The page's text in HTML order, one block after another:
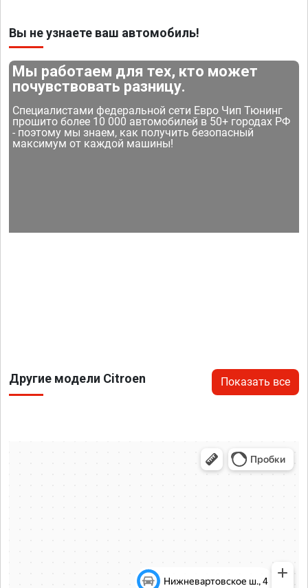
Вы не узнаете ваш автомобиль!
Мы работаем для тех, кто может
почувствовать разницу.
Специалистами федеральной сети Евро Чип Тюнинг
прошито более 10 000 автомобилей в 50+ городах РФ
- поэтому мы знаем, как получить безопасный
максимум от каждой машины!
Другие модели Citroen Показать все